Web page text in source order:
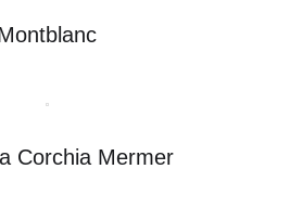
Corchia Mermer